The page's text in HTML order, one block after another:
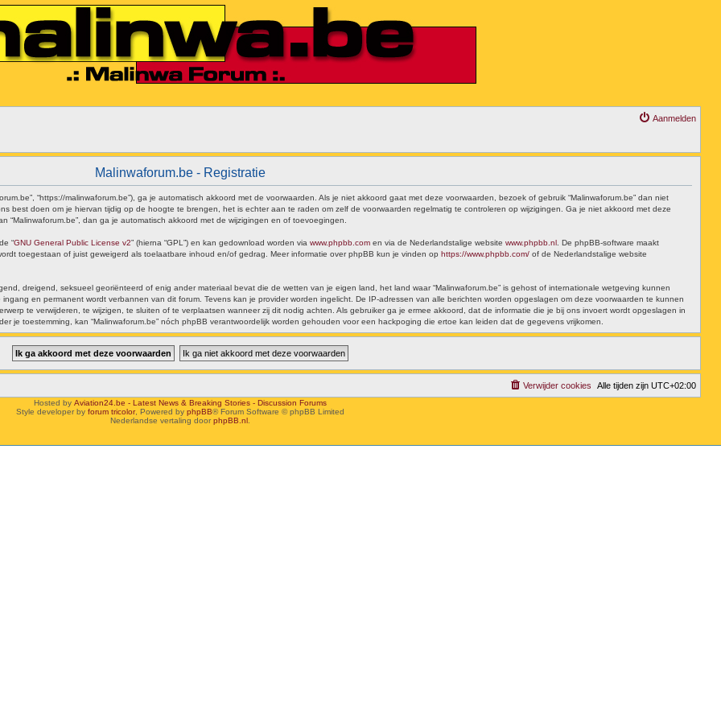
Aanmelden
Malinwaforum.be - Registratie
“https://malinwaforum.be”), ga je automatisch akkoord met de voorwaarden. Als je niet akkoord gaat met deze voorwaarden, bezoek of gebruik “Malinwaforum.be” dan niet
best doen om je hiervan tijdig op de hoogte te brengen, het is echter aan te raden om zelf de voorwaarden regelmatig te controleren op wijzigingen. Ga je niet akkoord met deze
“Malinwaforum.be”, dan ga je automatisch akkoord met de wijzigingen en of toevoegingen.
“GNU General Public License v2” (hierna “GPL”) en kan gedownload worden via www.phpbb.com en via de Nederlandstalige website www.phpbb.nl . De phpBB-software maakt
toegestaan of juist geweigerd als toelaatbare inhoud en/of gedrag. Meer informatie over phpBB kun je vinden op https://www.phpbb.com/ of de Nederlandstalige website
dreigend, seksueel georiënteerd of enig ander materiaal bevat die de wetten van je eigen land, het land waar “Malinwaforum.be” is gehost of internationale wetgeving kunnen
en permanent wordt verbannen van dit forum. Tevens kan je provider worden ingelicht. De IP-adressen van alle berichten worden opgeslagen om deze voorwaarden te kunnen
te verwijderen, te wijzigen, te sluiten of te verplaatsen wanneer zij dit nodig achten. Als gebruiker ga je ermee akkoord, dat de informatie die je bij ons invoert wordt opgeslagen in
je toestemming, kan “Malinwaforum.be” nóch phpBB verantwoordelijk worden gehouden voor een hackpoging die ertoe kan leiden dat de gegevens vrijkomen.
Alle tijden zijn UTC+02:00
Verwijder cookies
Hosted by Aviation24.be - Latest News & Breaking Stories - Discussion Forums
Style developer by forum tricolor, Powered by phpBB® Forum Software © phpBB Limited
Nederlandse vertaling doorphpBB.nl